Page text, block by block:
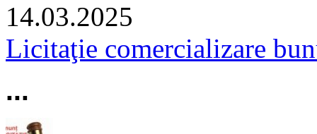
14.03.2025
Licitaţie comercializare
...